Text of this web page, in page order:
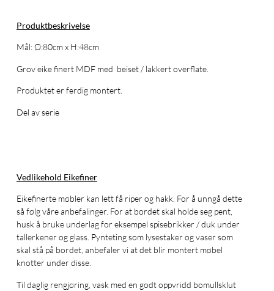
Produktbeskrivelse
Mål: Ø:80cm x H:48cm
Grov eike finert MDF med beiset / lakkert overflate.
Produktet er ferdig montert.
Del av serie
Vedlikehold Eikefiner
Eikefinerte møbler kan lett få riper og hakk. For å unngå dette
så følg våre anbefalinger. For at bordet skal holde seg pent,
husk å bruke underlag for eksempel spisebrikker / duk under
tallerkener og glass. Pynteting som lysestaker og vaser som
skal stå på bordet, anbefaler vi at det blir montert møbel
knotter under disse.
Til daglig rengjøring, vask med en godt oppvridd bomullsklut